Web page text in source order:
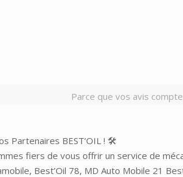
Parce que vos avis
Partenaires BEST’OIL ! 🛠️
fiers de vous offrir un service de
Best’Oil 78, MD Auto Mobile 21